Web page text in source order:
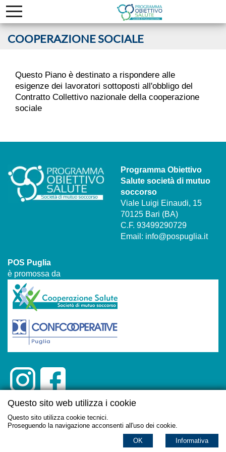
Questo sito web utilizza i cookie
Questo sito utilizza cookie tecnici.
Proseguendo la navigazione acconsenti all'uso dei cookie.
Informativa
OK
COOPERAZIONE SOCIALE
Questo Piano è destinato a rispondere alle
esigenze dei lavoratori sottoposti all'obbligo del
Contratto Collettivo nazionale della cooperazione
sociale
Programma Obiettivo
Salute società di mutuo
soccorso
Viale Luigi Einaudi, 15
70125 Bari (BA)
C.F. 93499290729
Email: info@pospuglia.it
POS Puglia
è promossa da
html- © Copyright 2026
informativa cookie